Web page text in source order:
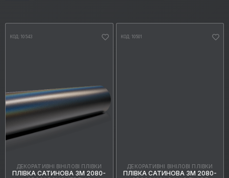
КОД: 10543
ДЕКОРАТИВНІ ВІНІЛОВІ ПЛІВКИ
ПЛІВКА САТИНОВА 3M 2080-
КОД: 10501
ДЕКОРАТИВНІ ВІНІЛОВІ ПЛІВКИ
ПЛІВКА САТИНОВА 3M 2080-